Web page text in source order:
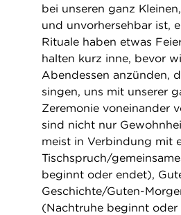
bei unseren ganz
und unvorhersehbar ist,
Rituale haben etwas
halten kurz inne, bevor
Abendessen anzünden,
singen, uns mit unserer
Zeremonie voneinander
sind nicht nur
meist in Verbindung mit
Tischspruch/
beginnt oder endet),
Geschichte/Guten-
(Nachtruhe beginnt oder